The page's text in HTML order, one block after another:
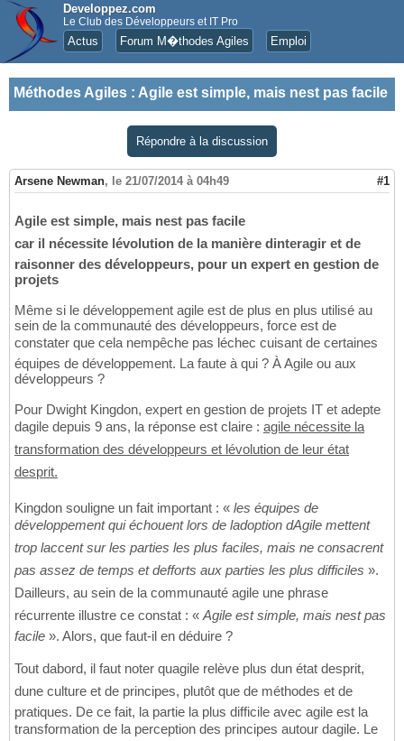
Developpez.com
Le Club des Développeurs et IT Pro
Actus Forum M�thodes Agiles Emploi
Méthodes Agiles : Agile est simple, mais nest pas facile
Répondre à la discussion
Arsene Newman, le 21/07/2014 à 04h49 #1
Agile est simple, mais nest pas facile
car il nécessite lévolution de la manière dinteragir et de
raisonner des développeurs, pour un expert en gestion de
projets
Même si le développement agile est de plus en plus utilisé au
sein de la communauté des développeurs, force est de
constater que cela nempêche pas léchec cuisant de certaines
équipes de développement. La faute à qui ? À Agile ou aux
développeurs ?
Pour Dwight Kingdon, expert en gestion de projets IT et adepte
dagile depuis 9 ans, la réponse est claire : agile nécessite la
transformation des développeurs et lévolution de leur état
desprit.
Kingdon souligne un fait important : « les équipes de
développement qui échouent lors de ladoption dAgile mettent
trop laccent sur les parties les plus faciles, mais ne consacrent
pas assez de temps et defforts aux parties les plus difficiles ».
Dailleurs, au sein de la communauté agile une phrase
récurrente illustre ce constat : « Agile est simple, mais nest pas
facile ». Alors, que faut-il en déduire ?
Tout dabord, il faut noter quagile relève plus dun état desprit,
dune culture et de principes, plutôt que de méthodes et de
pratiques. De ce fait, la partie la plus difficile avec agile est la
transformation de la perception des principes autour dagile. Le